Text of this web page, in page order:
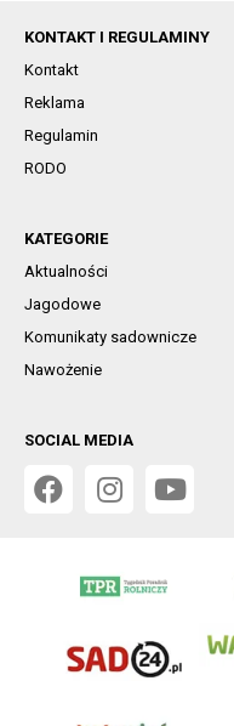
KONTAKT I REGULAMINY
Kontakt
Reklama
Regulamin
RODO
KATEGORIE
Aktualności
Jagodowe
Komunikaty sadownicze
Nawożenie
SOCIAL MEDIA